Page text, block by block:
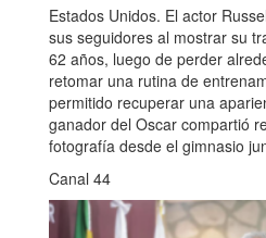
Estados Unidos. El actor
sus seguidores al mostrar su
62 años, luego de perder
retomar una rutina de
permitido recuperar una
ganador del Oscar compartió
fotografía desde el gimnasio
Canal 44